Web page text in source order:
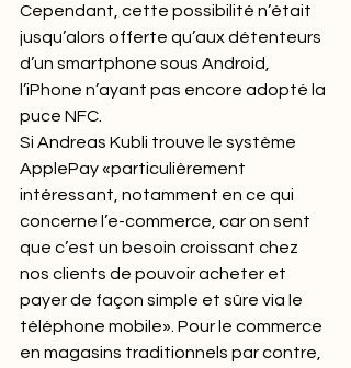
Cependant, cette possibilité n’était
jusqu’alors offerte qu’aux détenteurs
d’un smartphone sous Android,
l’iPhone n’ayant pas encore adopté la
puce NFC.
Si Andreas Kubli trouve le système
ApplePay «particulièrement
intéressant, notamment en ce qui
concerne l’e-commerce, car on sent
que c’est un besoin croissant chez
nos clients de pouvoir acheter et
payer de façon simple et sûre via le
téléphone mobile». Pour le commerce
en magasins traditionnels par contre,